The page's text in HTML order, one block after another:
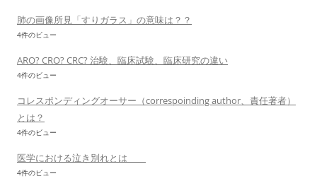
肺の画像所見「すりガラス」の意味は？？
4件のビュー
ARO? CRO? CRC? 治験、臨床試験、臨床研究の違い
4件のビュー
コレスポンディングオーサー（correspoinding author、責任著者）
とは？
4件のビュー
医学における泣き別れとは
4件のビュー